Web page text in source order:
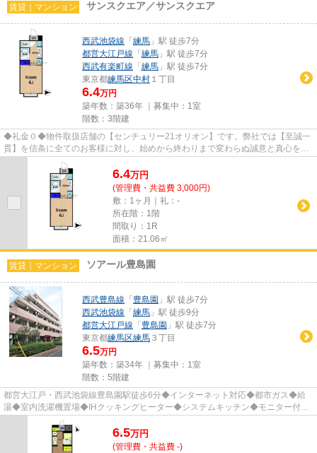
賃貸｜マンション サンスクエア／サンスクエア
西武池袋線 「 練馬 」駅 徒歩7分
都営大江戸線 「 練馬 」駅 徒歩7分
西武有楽町線 「 練馬 」駅 徒歩7分
東京都練馬区中村 １丁目
6.4万円
築年数：築36年 ｜募集中： 1室
階数：3階建
◆礼金０◆物件取扱店舗の【センチュリー21オリオン】です。弊社では【至誠一
貫】を信条に全てのお客様に対し、始めから終わりまで変わらぬ誠意と真心を以
て対応させていただいておりま...
6.4万円
(管理費・共益費 3,000円)
敷：1ヶ月｜礼：-
所在階：1階
間取り：1R
面積：21.06㎡
賃貸｜マンション ソアール豊島園
西武豊島線 「 豊島園 」駅 徒歩7分
西武池袋線 「 練馬 」駅 徒歩9分
都営大江戸線 「 豊島園 」駅 徒歩7分
東京都練馬区練馬 ３丁目
6.5万円
築年数：築34年 ｜募集中： 1室
階数：5階建
都営大江戸・西武池袋線豊島園駅徒歩6分◆インターネット対応◆都市ガス◆給
湯◆室内洗濯機置場◆IHクッキングヒーター◆システムキッチン◆モニター付オ
ートロック◆エアコン◆バルコニー◆エレ...
6.5万円
(管理費・共益費 -)